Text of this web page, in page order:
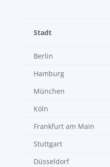
Stadt
Berlin
Hamburg
München
Köln
Frankfurt am Main
Stuttgart
Düsseldorf